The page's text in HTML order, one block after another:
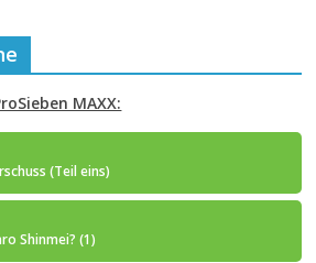
MAXX:
(Teil eins)
Shinmei? (1)